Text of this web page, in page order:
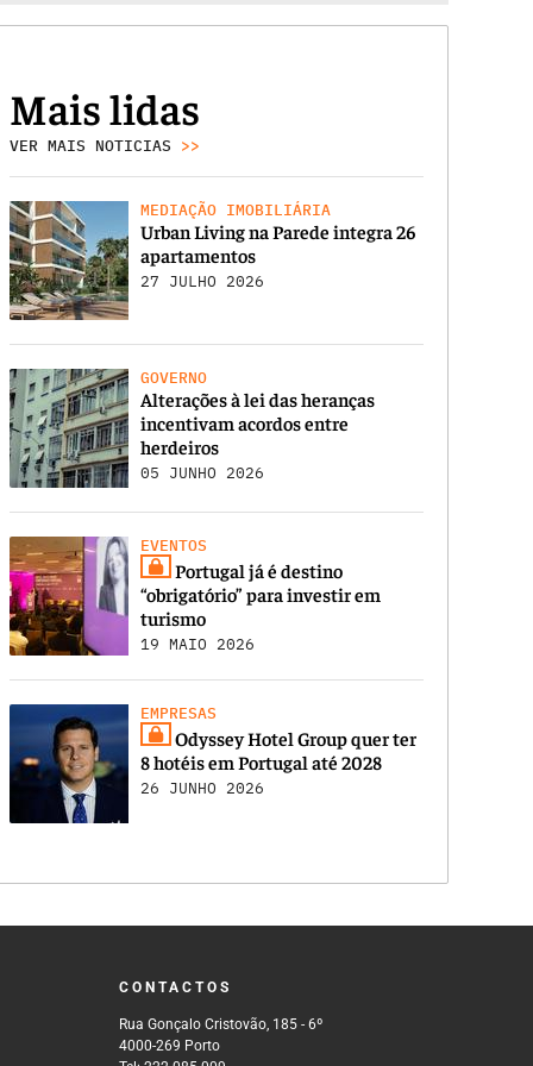
Mais lidas
VER MAIS NOTICIAS >>
MEDIAÇÃO IMOBILIÁRIA
Urban Living na Parede integra 26
apartamentos
27 JULHO 2026
GOVERNO
Alterações à lei das heranças
incentivam acordos entre
herdeiros
05 JUNHO 2026
EVENTOS
Portugal já é destino
“obrigatório” para investir em
turismo
19 MAIO 2026
EMPRESAS
Odyssey Hotel Group quer ter
8 hotéis em Portugal até 2028
26 JUNHO 2026
CONTACTOS
Rua Gonçalo Cristovão, 185 - 6º
4000-269 Porto